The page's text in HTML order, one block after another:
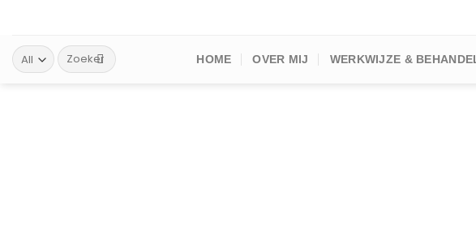
Zoeken
naar:
HOME OVER MIJ WERKWIJZE &